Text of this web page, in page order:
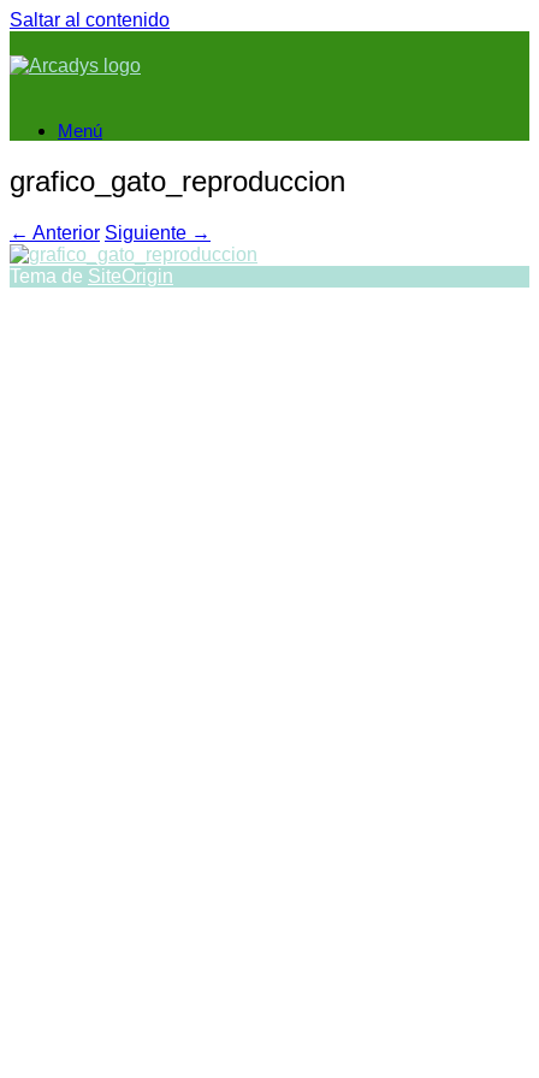
Saltar al contenido
Menú
grafico_gato_reproduccion
← Anterior Siguiente →
Tema de SiteOrigin